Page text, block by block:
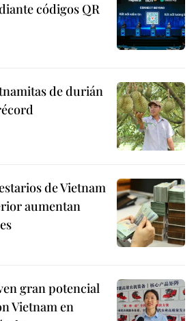
códigos QR
de durián
de Vietnam
aumentan
gran potencial
Vietnam en